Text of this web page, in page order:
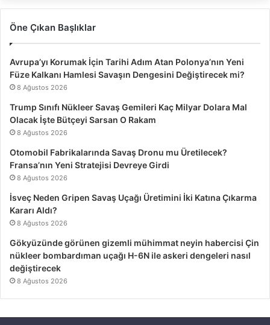
Öne Çıkan Başlıklar
Avrupa’yı Korumak İçin Tarihi Adım Atan Polonya’nın Yeni
Füze Kalkanı Hamlesi Savaşın Dengesini Değiştirecek mi?
8 Ağustos 2026
Trump Sınıfı Nükleer Savaş Gemileri Kaç Milyar Dolara Mal
Olacak İşte Bütçeyi Sarsan O Rakam
8 Ağustos 2026
Otomobil Fabrikalarında Savaş Dronu mu Üretilecek?
Fransa’nın Yeni Stratejisi Devreye Girdi
8 Ağustos 2026
İsveç Neden Gripen Savaş Uçağı Üretimini İki Katına Çıkarma
Kararı Aldı?
8 Ağustos 2026
Gökyüzünde görünen gizemli mühimmat neyin habercisi Çin
nükleer bombardıman uçağı H-6N ile askeri dengeleri nasıl
değiştirecek
8 Ağustos 2026